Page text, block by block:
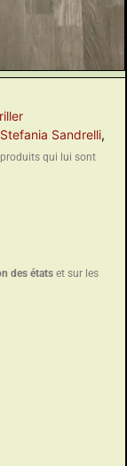
Stefania Sandrelli,
qui lui sont
des états et sur les